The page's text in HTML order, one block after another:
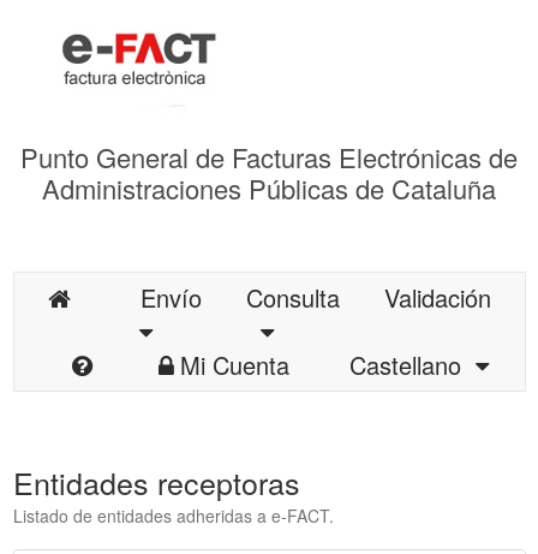
Punto General de Facturas Electrónicas de
Administraciones Públicas de Cataluña
Envío Consulta
Validación
Mi Cuenta
Castellano
Entidades receptoras
Listado de entidades adheridas a e-FACT.